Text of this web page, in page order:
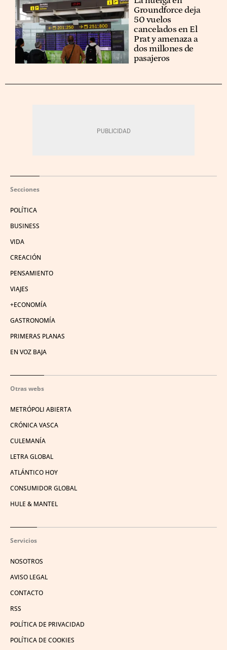
Groundforce deja
50 vuelos
cancelados en El
Prat y amenaza a
dos millones de
pasajeros
Secciones
POLÍTICA
BUSINESS
VIDA
CREACIÓN
PENSAMIENTO
VIAJES
+ECONOMÍA
GASTRONOMÍA
PRIMERAS PLANAS
EN VOZ BAJA
Otras webs
METRÓPOLI ABIERTA
CRÓNICA VASCA
CULEMANÍA
LETRA GLOBAL
ATLÁNTICO HOY
CONSUMIDOR GLOBAL
HULE & MANTEL
Servicios
NOSOTROS
AVISO LEGAL
CONTACTO
RSS
POLÍTICA DE PRIVACIDAD
POLÍTICA DE COOKIES